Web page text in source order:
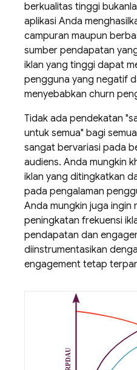
berkualitas tinggi
aplikasi Anda
campuran maupun
sumber pendapatan
iklan yang tinggi dapat
pengguna yang negatif
menyebabkan churn
Tidak ada pendekatan
untuk semua" bagi
sangat bervariasi pada
audiens. Anda mungkin
iklan yang ditingkatkan
pada pengalaman
Anda mungkin juga ingin
peningkatan frekuensi
pendapatan dan
diinstrumentasikan
engagement tetap